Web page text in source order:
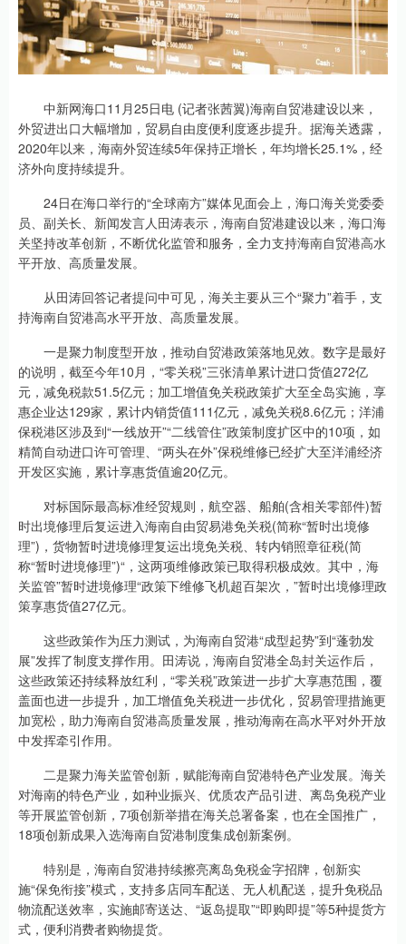
中新网海口11月25日电 (记者张茜翼)海南自贸港建设以来，
外贸进出口大幅增加，贸易自由度便利度逐步提升。据海关透露，
2020年以来，海南外贸连续5年保持正增长，年均增长25.1%，经
济外向度持续提升。
24日在海口举行的“全球南方”媒体见面会上，海口海关党委委
员、副关长、新闻发言人田涛表示，海南自贸港建设以来，海口海
关坚持改革创新，不断优化监管和服务，全力支持海南自贸港高水
平开放、高质量发展。
从田涛回答记者提问中可见，海关主要从三个“聚力”着手，支
持海南自贸港高水平开放、高质量发展。
一是聚力制度型开放，推动自贸港政策落地见效。数字是最好
的说明，截至今年10月，“零关税”三张清单累计进口货值272亿
元，减免税款51.5亿元；加工增值免关税政策扩大至全岛实施，享
惠企业达129家，累计内销货值111亿元，减免关税8.6亿元；洋浦
保税港区涉及到“一线放开”“二线管住”政策制度扩区中的10项，如
精简自动进口许可管理、“两头在外”保税维修已经扩大至洋浦经济
开发区实施，累计享惠货值逾20亿元。
对标国际最高标准经贸规则，航空器、船舶(含相关零部件)暂
时出境修理后复运进入海南自由贸易港免关税(简称“暂时出境修
理”)，货物暂时进境修理复运出境免关税、转内销照章征税(简
称“暂时进境修理”)“，这两项维修政策已取得积极成效。其中，海
关监管”暂时进境修理“政策下维修飞机超百架次，”暂时出境修理政
策享惠货值27亿元。
这些政策作为压力测试，为海南自贸港“成型起势”到“蓬勃发
展”发挥了制度支撑作用。田涛说，海南自贸港全岛封关运作后，
这些政策还持续释放红利，“零关税”政策进一步扩大享惠范围，覆
盖面也进一步提升，加工增值免关税进一步优化，贸易管理措施更
加宽松，助力海南自贸港高质量发展，推动海南在高水平对外开放
中发挥牵引作用。
二是聚力海关监管创新，赋能海南自贸港特色产业发展。海关
对海南的特色产业，如种业振兴、优质农产品引进、离岛免税产业
等开展监管创新，7项创新举措在海关总署备案，也在全国推广，
18项创新成果入选海南自贸港制度集成创新案例。
特别是，海南自贸港持续擦亮离岛免税金字招牌，创新实
施“保免衔接”模式，支持多店同车配送、无人机配送，提升免税品
物流配送效率，实施邮寄送达、“返岛提取”“即购即提”等5种提货方
式，便利消费者购物提货。